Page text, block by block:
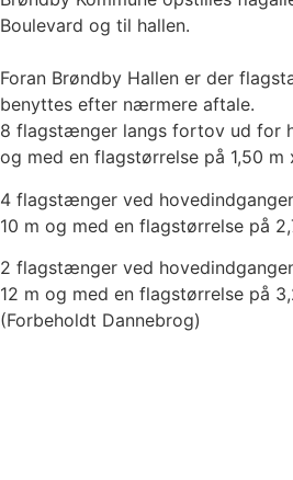
Boulevard og til hallen.
Foran Brøndby Hallen er der
benyttes efter nærmere aftale.
8 flagstænger langs fortov ud for
og med en flagstørrelse på 1,50 m
4 flagstænger ved
10 m og med en flagstørrelse på
2 flagstænger ved
12 m og med en flagstørrelse på
(Forbeholdt Dannebrog)